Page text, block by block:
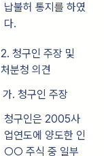
납불허 통지를 하였
다.
2. 청구인 주장 및
처분청 의견
가. 청구인 주장
청구인은 2005사
업연도에 양도한 인
○○ 주식 중 일부